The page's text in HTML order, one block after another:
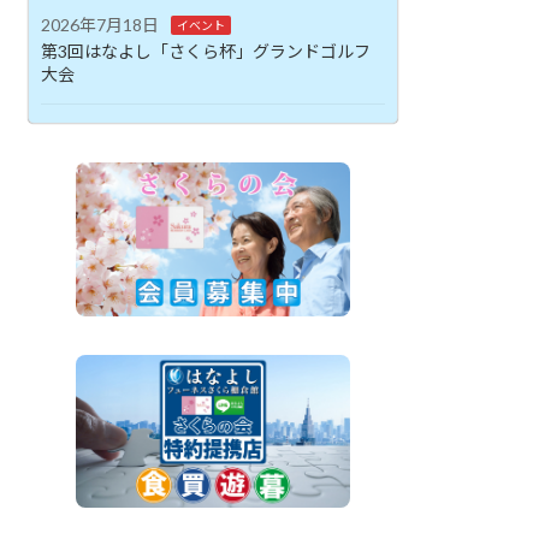
2026年7月18日 イベント
第3回はなよし「さくら杯」グランドゴルフ
大会